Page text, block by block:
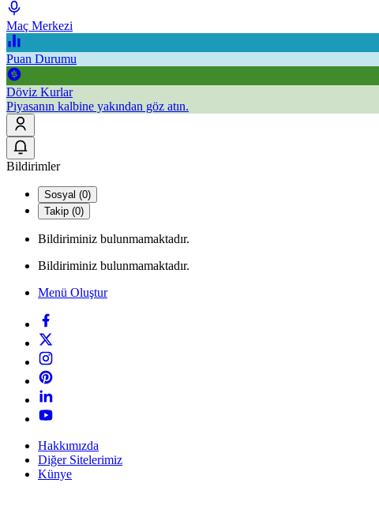
Maç Merkezi
Puan Durumu
Döviz Kurlar
Piyasanın kalbine yakından göz atın.
Bildirimler
Sosyal (0)
Takip (0)
Bildiriminiz bulunmamaktadır.
Bildiriminiz bulunmamaktadır.
Menü Oluştur
Hakkımızda
Diğer Sitelerimiz
Künye